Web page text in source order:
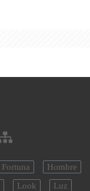
Fortuna
Hombre
Look Luz